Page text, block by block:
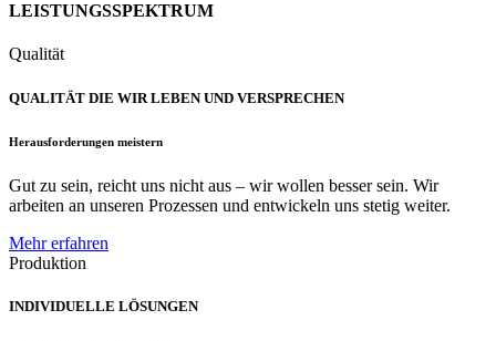
LEISTUNGSSPEKTRUM
Qualität
QUALITÄT DIE WIR LEBEN UND VERSPRECHEN
Herausforderungen meistern
Gut zu sein, reicht uns nicht aus – wir wollen besser sein. Wir
arbeiten an unseren Prozessen und entwickeln uns stetig weiter.
Mehr erfahren
Produktion
INDIVIDUELLE LÖSUNGEN